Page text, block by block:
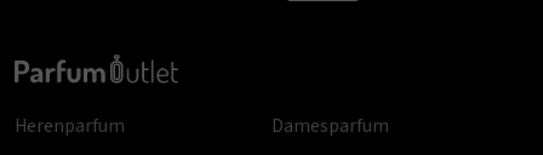
Herenparfum
Damesparfum